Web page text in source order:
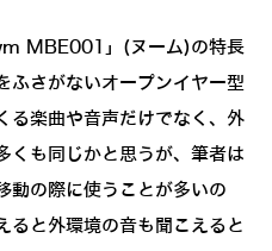
MBE001」(ヌーム)の特長
ふさがないオープンイヤー型
る楽曲や音声だけでなく、外
くも同じかと思うが、筆者は
動の際に使うことが多いの
ると外環境の音も聞こえると